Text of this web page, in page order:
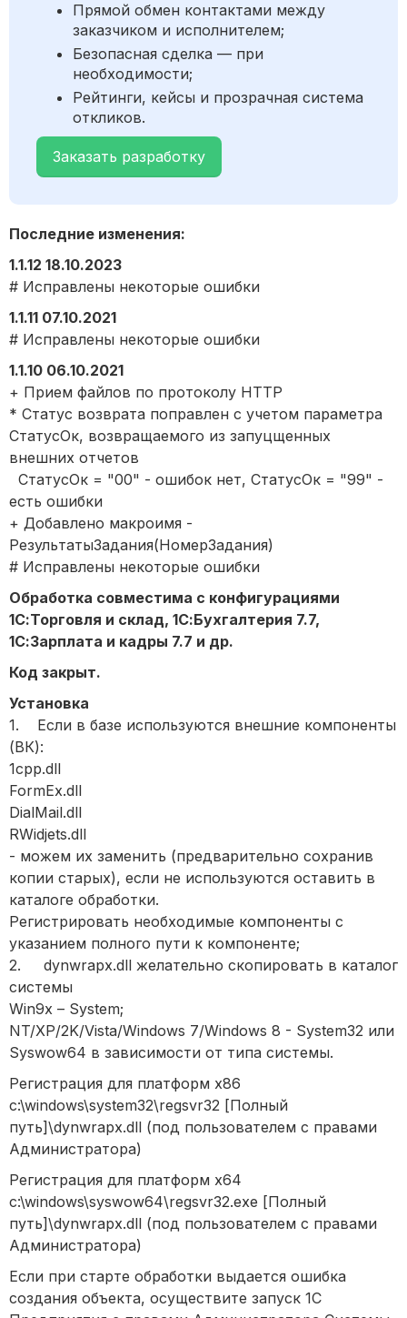
Прямой обмен контактами между
заказчиком и исполнителем;
Безопасная сделка — при
необходимости;
Рейтинги, кейсы и прозрачная система
откликов.
Заказать разработку
Последние изменения:
1.1.12 18.10.2023
# Исправлены некоторые ошибки
1.1.11 07.10.2021
# Исправлены некоторые ошибки
1.1.10 06.10.2021
+ Прием файлов по протоколу HTTP
* Статус возврата поправлен с учетом параметра
СтатусОк, возвращаемого из запуцщенных
внешних отчетов
СтатусОк = "00" - ошибок нет, СтатусОк = "99" -
есть ошибки
+ Добавлено макроимя -
РезультатыЗадания(НомерЗадания)
# Исправлены некоторые ошибки
Обработка совместима с конфигурациями
1С:Торговля и склад, 1С:Бухгалтерия 7.7,
1С:Зарплата и кадры 7.7 и др.
Код закрыт.
Установка
1. Если в базе используются внешние компоненты
(ВК):
1cpp.dll
FormEx.dll
DialMail.dll
RWidjets.dll
- можем их заменить (предварительно сохранив
копии старых), если не используются оставить в
каталоге обработки.
Регистрировать необходимые компоненты с
указанием полного пути к компоненте;
2. dynwrapx.dll желательно скопировать в каталог
системы
Win9x – System;
NT/XP/2K/Vista/Windows 7/Windows 8 - System32 или
Syswow64 в зависимости от типа системы.
Регистрация для платформ x86
c:\windows\system32\regsvr32 [Полный
путь]\dynwrapx.dll (под пользователем с правами
Администратора)
Регистрация для платформ x64
c:\windows\syswow64\regsvr32.exe [Полный
путь]\dynwrapx.dll (под пользователем с правами
Администратора)
Если при старте обработки выдается ошибка
создания объекта, осуществите запуск 1С